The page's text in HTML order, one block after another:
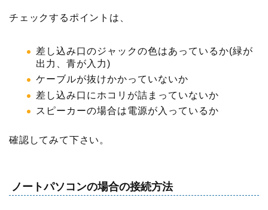
チェックするポイントは、
差し込み口のジャックの色はあっているか(緑が
出力、青が入力)
ケーブルが抜けかかっていないか
差し込み口にホコリが詰まっていないか
スピーカーの場合は電源が入っているか
確認してみて下さい。
ノートパソコンの場合の接続方法